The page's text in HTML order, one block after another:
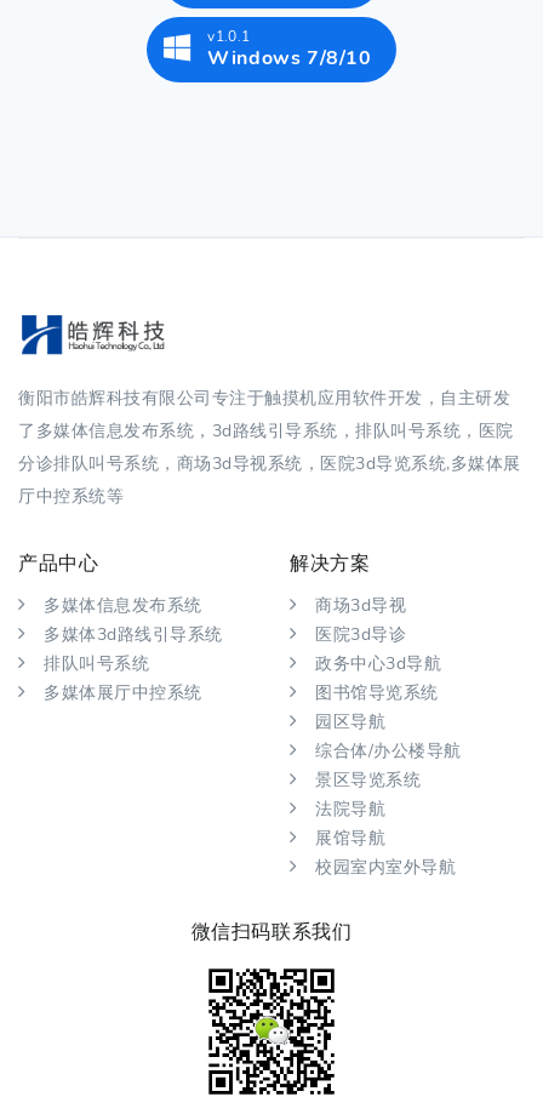
v1.0.1
Windows 7/8/10
衡阳市皓辉科技有限公司专注于触摸机应用软件开发，自主研发
了多媒体信息发布系统，3d路线引导系统，排队叫号系统，医院
分诊排队叫号系统，商场3d导视系统，医院3d导览系统,多媒体展
厅中控系统等
产品中心
多媒体信息发布系统
多媒体3d路线引导系统
排队叫号系统
多媒体展厅中控系统
解决方案
商场3d导视
医院3d导诊
政务中心3d导航
图书馆导览系统
园区导航
综合体/办公楼导航
景区导览系统
法院导航
展馆导航
校园室内室外导航
微信扫码联系我们